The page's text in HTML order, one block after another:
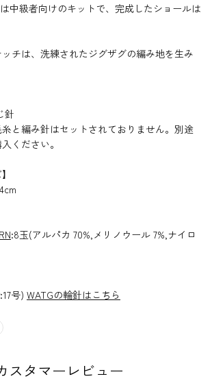
中級者向けのキットで、完成したショールは
チは、洗練されたジグザグの編み地を生み
針
と編み針はセットされておりません。別途
ください。
:8玉(アルパカ 70%,メリノウール 7%,ナイロ
号) WATGの輪針はこちら
スタマーレビュー